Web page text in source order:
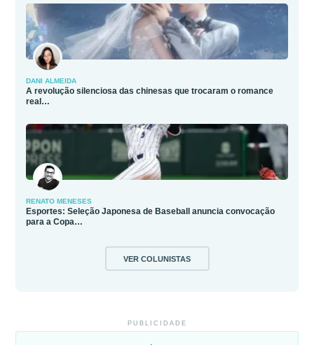
DANI ALMEIDA
A revolução silenciosa das chinesas que trocaram o romance
real…
RENATO MENESES
Esportes: Seleção Japonesa de Baseball anuncia convocação
para a Copa…
VER COLUNISTAS
PUBLICIDADE